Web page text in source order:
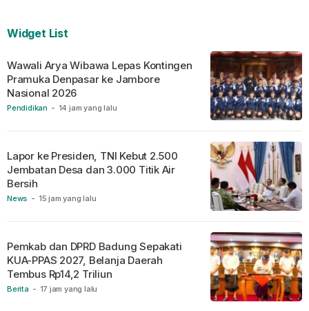
Widget List
Pendidikan - 14 jam yang lalu
Wawali Arya Wibawa Lepas Kontingen
Pramuka Denpasar ke Jambore
Nasional 2026
News - 15 jam yang lalu
Lapor ke Presiden, TNI Kebut 2.500
Jembatan Desa dan 3.000 Titik Air
Bersih
Berita - 17 jam yang lalu
Pemkab dan DPRD Badung Sepakati
KUA-PPAS 2027, Belanja Daerah
Tembus Rp14,2 Triliun